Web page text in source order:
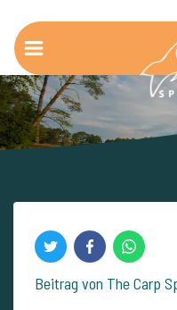
Beitrag von The Carp